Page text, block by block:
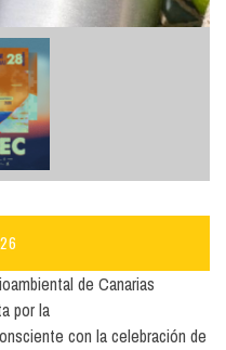
de Canarias
por la
con la celebración de